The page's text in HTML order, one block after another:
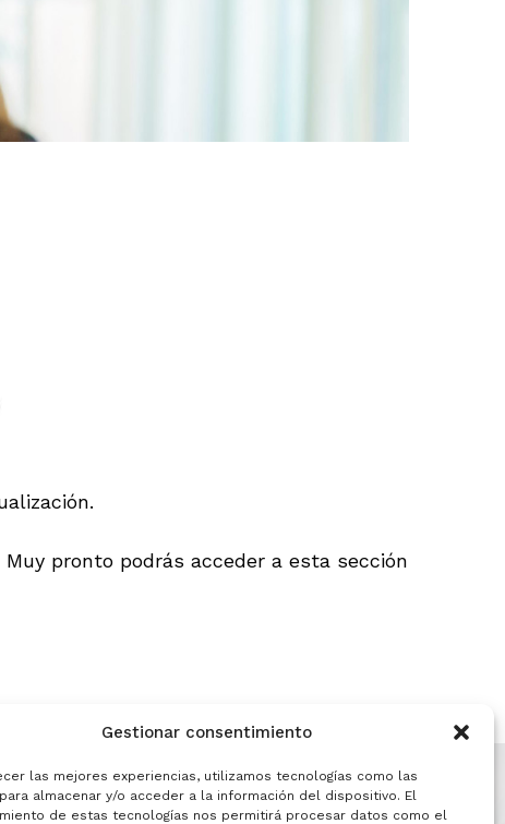
Gestionar consentimiento
las mejores experiencias, utilizamos tecnologías como las
almacenar y/o acceder a la información del dispositivo. El
de estas tecnologías nos permitirá procesar datos como el
pronto podrás acceder a esta sección